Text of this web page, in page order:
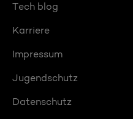
Tech blog
Karriere
Impressum
Jugendschutz
Datenschutz